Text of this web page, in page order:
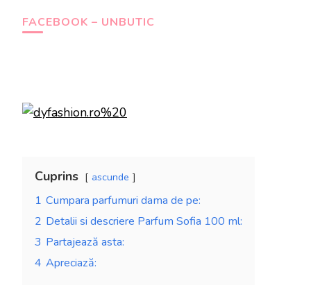
FACEBOOK – UNBUTIC
Cuprins ascunde
1 Cumpara parfumuri dama de pe:
2 Detalii si descriere Parfum Sofia 100 ml:
3 Partajează asta:
4 Apreciază: